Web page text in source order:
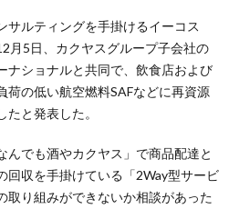
サルティングを手掛けるイーコス
月5日、カクヤスグループ子会社の
ナショナルと共同で、飲食店および
荷の低い航空燃料SAFなどに再資源
と発表した。
んでも酒やカクヤス」で商品配達と
回収を手掛けている「2Way型サービ
取り組みができないか相談があった